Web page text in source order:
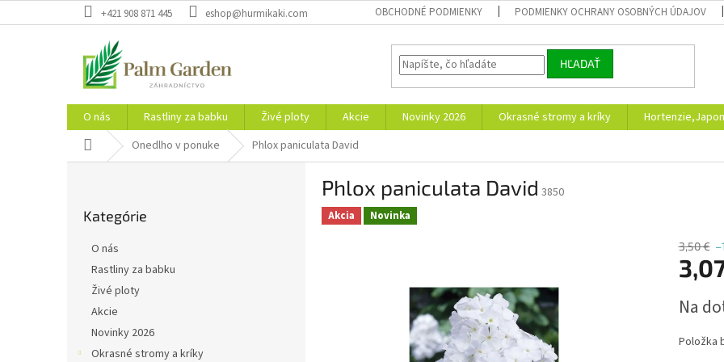
na
+421 908 871 445 eshop@hurmikaki.com OBCHODNÉ PODMIENKY PODMIENKY OCHRANY OSOBNÝCH ÚDAJOV
HĽADAŤ
O nás Rastliny za babku Živé ploty Akcie Novinky 2026 Okrasné stromy a kríky
Domov Onedlho v ponuke Phlox paniculata David
kategórie
Kategórie
O nás
Rastliny za babku
Živé ploty
Akcie
Novinky 2026
Okrasné stromy a kríky
Phlox paniculata David 3850
Akcia Novinka
3,50 €
cena:
Na
Položka